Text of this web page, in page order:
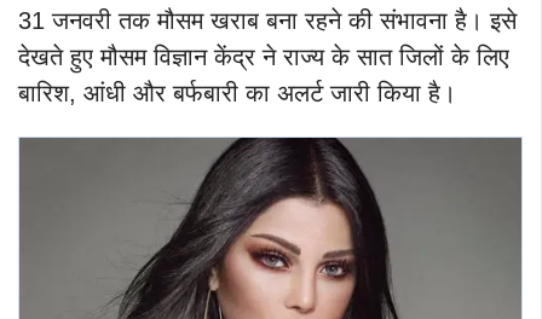
31 जनवरी तक मौसम खराब बना रहने की संभावना है। इसे
देखते हुए मौसम विज्ञान केंद्र ने राज्य के सात जिलों के लिए
बारिश, आंधी और बर्फबारी का अलर्ट जारी किया है।